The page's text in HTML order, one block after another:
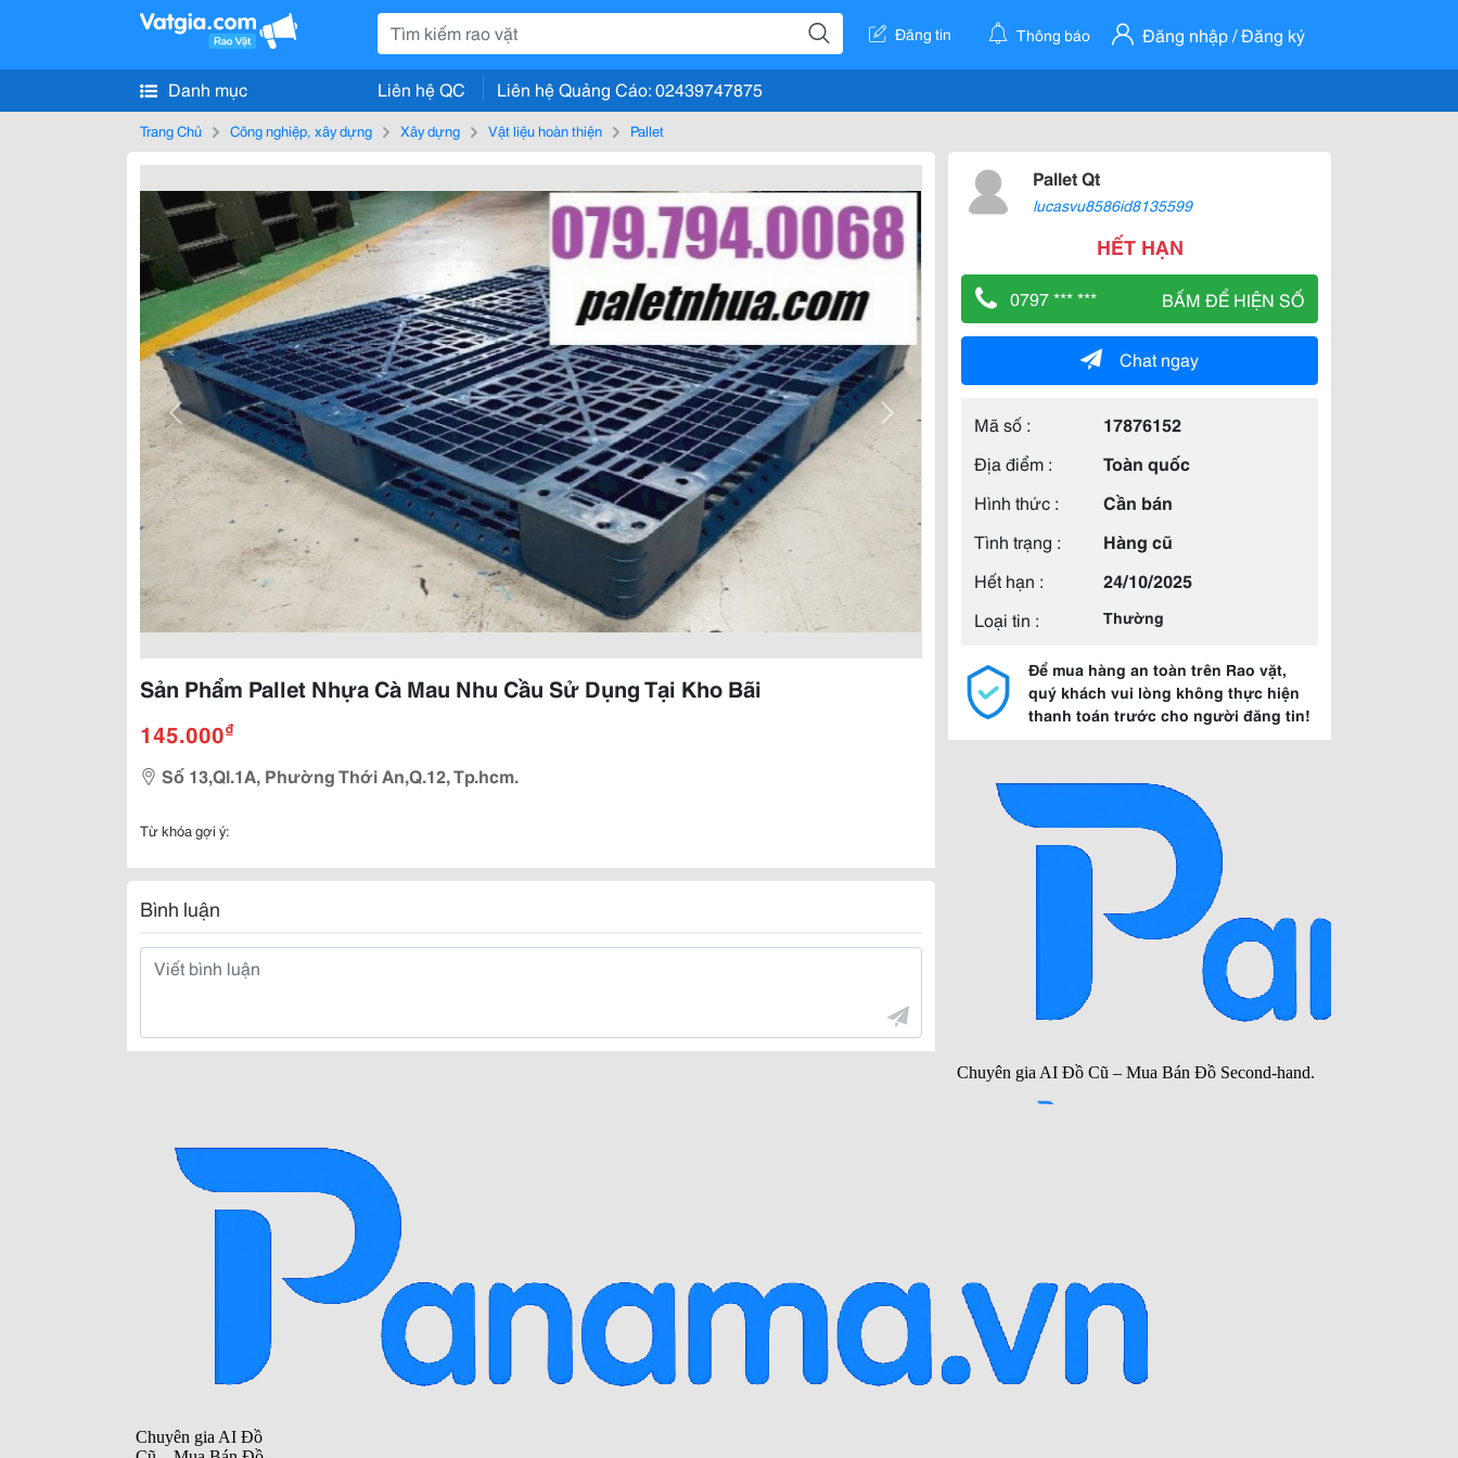
Đăng tin Thông báo Đăng nhập / Đăng ký
Danh mục Liên hệ QC Liên hệ Quảng Cáo: 02439747875
Trang Chủ Công nghiệp, xây dựng Xây dựng Vật liệu hoàn thiện Pallet
Sản Phẩm Pallet Nhựa Cà Mau Nhu Cầu Sử Dụng Tại Kho Bãi
145.000₫
Số 13,Ql.1A, Phường Thới An,Q.12, Tp.hcm.
Từ khóa gợi ý:
Bình luận
Pallet Qt
lucasvu8586id8135599
HẾT HẠN
0797 *** *** BẤM ĐỂ HIỆN SỐ
Chat ngay
Mã số :
17876152
Địa điểm :
Toàn quốc
Hình thức :
Cần bán
Tình trạng :
Hàng cũ
Hết hạn :
24/10/2025
Loại tin :
Thường
Để mua hàng an toàn trên Rao vặt,
quý khách vui lòng không thực hiện
thanh toán trước cho người đăng tin!